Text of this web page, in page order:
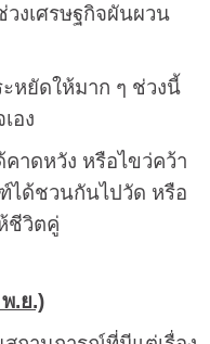
วงเศรษฐกิจผันผวน
หยัดให้มาก ๆ ช่วงนี้
อง
าดหวัง หรือไขว่คว้า
ได้ชวนกันไปวัด หรือ
ชีวิตคู่
.ย.)